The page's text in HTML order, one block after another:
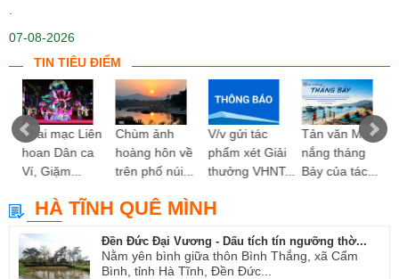
07-08-2026
TIN TIÊU ĐIỂM
Khai mạc Liên
hoan Dân ca
Ví, Giặm...
Chùm ảnh
hoàng hôn về
trên phố núi...
V/v gửi tác
phẩm xét Giải
thưởng VHNT...
Tản văn Mùa
nắng tháng
Bảy của tác...
HÀ TĨNH QUÊ MÌNH
Đền Đức Đại Vương - Dấu tích tín ngưỡng thờ...
Nằm yên bình giữa thôn Bình Thắng, xã Cẩm
Bình, tỉnh Hà Tĩnh, Đền Đức...